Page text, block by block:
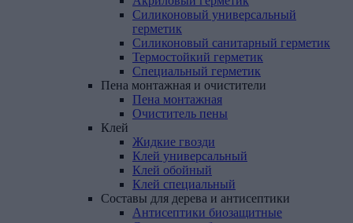
Силиконовый универсальный
герметик
Силиконовый санитарный герметик
Термостойкий герметик
Специальный герметик
Пена монтажная и очистители
Пена монтажная
Очиститель пены
Клей
Жидкие гвозди
Клей универсальный
Клей обойный
Клей специальный
Составы для дерева и антисептики
Антисептики биозащитные